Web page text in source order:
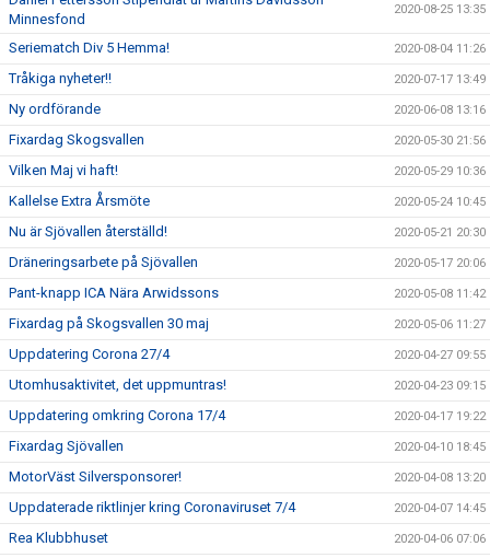
Minnesfond
2020-08-25 13:35
Seriematch Div 5 Hemma! 2020-08-04 11:26
Tråkiga nyheter!! 2020-07-17 13:49
Ny ordförande 2020-06-08 13:16
Fixardag Skogsvallen 2020-05-30 21:56
Vilken Maj vi haft! 2020-05-29 10:36
Kallelse Extra Årsmöte 2020-05-24 10:45
Nu är Sjövallen återställd! 2020-05-21 20:30
Dräneringsarbete på Sjövallen 2020-05-17 20:06
Pant-knapp ICA Nära Arwidssons 2020-05-08 11:42
Fixardag på Skogsvallen 30 maj 2020-05-06 11:27
Uppdatering Corona 27/4 2020-04-27 09:55
Utomhusaktivitet, det uppmuntras! 2020-04-23 09:15
Uppdatering omkring Corona 17/4 2020-04-17 19:22
Fixardag Sjövallen 2020-04-10 18:45
MotorVäst Silversponsorer! 2020-04-08 13:20
Uppdaterade riktlinjer kring Coronaviruset 7/4 2020-04-07 14:45
Rea Klubbhuset 2020-04-06 07:06